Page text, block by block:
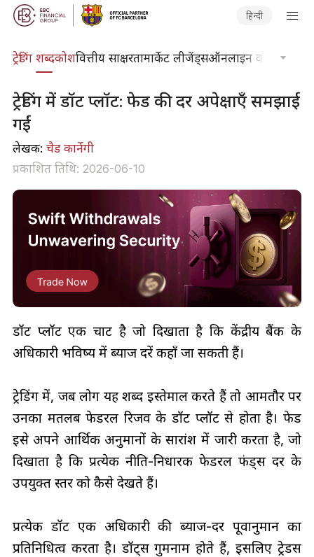
हिन्दी
ट्रेडिंग शब्दकोशवित्तीय साक्षरतामार्केट लीजेंड्सऑनलाइन कोर्स
ट्रेडिंग में डॉट प्लॉट: फेड की दर अपेक्षाएँ समझाई
गईं
लेखक: चैड कार्नेगी
प्रकाशित तिथि: 2026-06-10
डॉट प्लॉट एक चार्ट है जो दिखाता है कि केंद्रीय बैंक के
अधिकारी भविष्य में ब्याज दरें कहाँ जा सकती हैं।
ट्रेडिंग में, जब लोग यह शब्द इस्तेमाल करते हैं तो आमतौर पर
उनका मतलब फेडरल रिजर्व के डॉट प्लॉट से होता है। फेड
इसे अपने आर्थिक अनुमानों के सारांश में जारी करता है, जो
दिखाता है कि प्रत्येक नीति-निर्धारक फेडरल फंड्स दर के
उपयुक्त स्तर को कैसे देखते हैं।
प्रत्येक डॉट एक अधिकारी की ब्याज-दर पूर्वानुमान का
प्रतिनिधित्व करता है। डॉट्स गुमनाम होते हैं, इसलिए ट्रेडर्स